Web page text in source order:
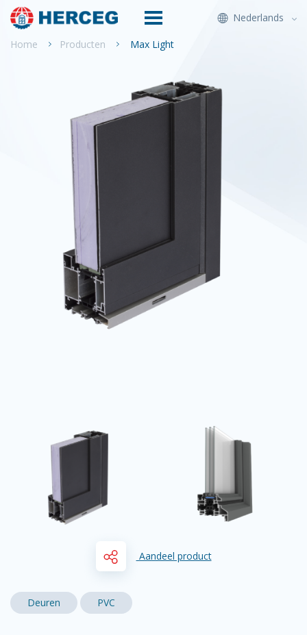
Nederlands
Home Producten Max Light
Aandeel product
Deuren PVC